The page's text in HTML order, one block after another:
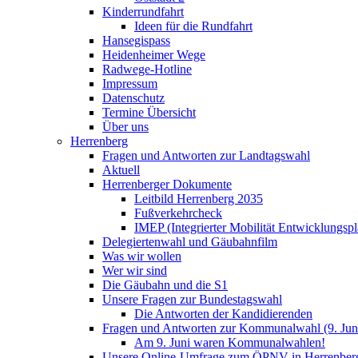
Kinderrundfahrt
Ideen für die Rundfahrt
Hansegispass
Heidenheimer Wege
Radwege-Hotline
Impressum
Datenschutz
Termine Übersicht
Über uns
Herrenberg
Fragen und Antworten zur Landtagswahl
Aktuell
Herrenberger Dokumente
Leitbild Herrenberg 2035
Fußverkehrcheck
IMEP (Integrierter Mobilität
Delegiertenwahl und Gäubahnfilm
Was wir wollen
Wer wir sind
Die Gäubahn und die S1
Unsere Fragen zur Bundestagswahl
Die Antworten der Kandidierenden
Fragen und Antworten zur Kommunalwahl (9.
Am 9. Juni waren Kommunalwahlen!